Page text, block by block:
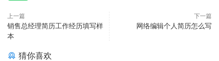
上一篇
销售总经理简历工作经历填写样
本
下一篇
网络编辑个人简历怎么写
猜你喜欢